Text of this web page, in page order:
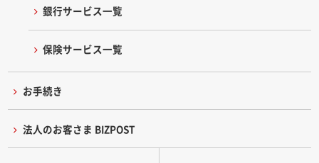
銀行サービス一覧
保険サービス一覧
お手続き
法人のお客さま BIZPOST